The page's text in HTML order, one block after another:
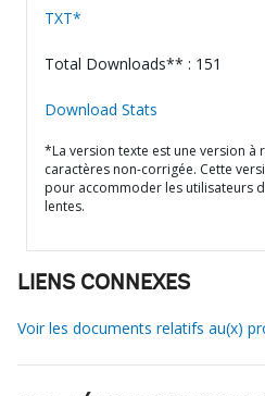
TXT*
Total Downloads** : 151
Download Stats
*La version texte est une version à
caractères non-corrigée. Cette
pour accommoder les utilisateurs
lentes.
LIENS CONNEXES
Voir les documents relatifs au(x)